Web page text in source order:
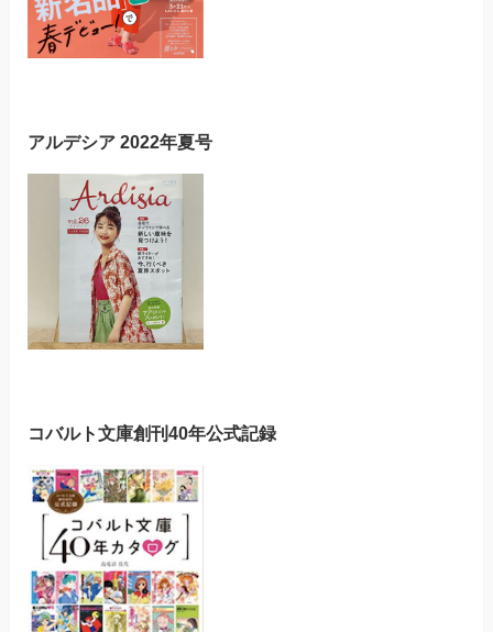
アルデシア 2022年夏号
コバルト文庫創刊40年公式記録